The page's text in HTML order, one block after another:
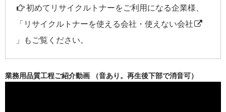
初めてリサイクルトナーをご利用になる企業様、
「 リサイクルトナーを使える会社・使えない会社
」もご覧ください。
業務用品質工程ご紹介動画 （音あり。再生後下部で消音可）